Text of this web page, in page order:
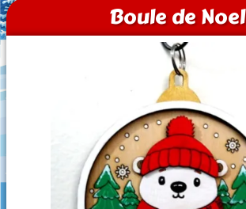
Jouets à tirer
Trotteurs
Boule de Noel